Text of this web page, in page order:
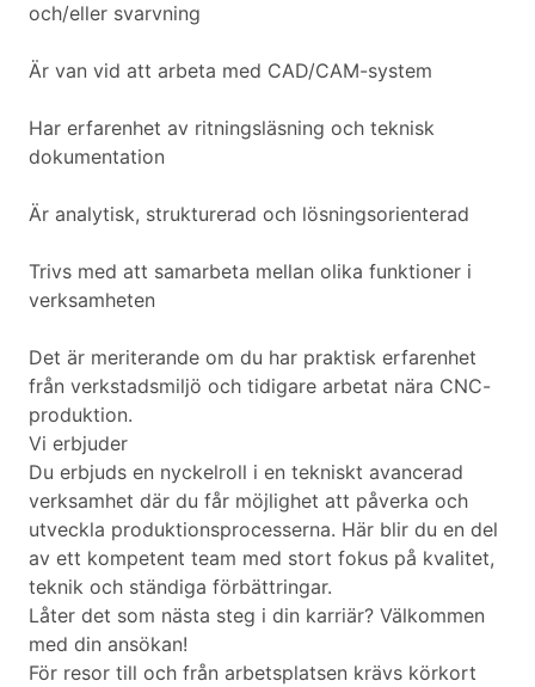
och/eller svarvning
Är van vid att arbeta med CAD/CAM-system
Har erfarenhet av ritningsläsning och teknisk
dokumentation
Är analytisk, strukturerad och lösningsorienterad
Trivs med att samarbeta mellan olika funktioner i
verksamheten
Det är meriterande om du har praktisk erfarenhet
från verkstadsmiljö och tidigare arbetat nära CNC-
produktion.
Vi erbjuder
Du erbjuds en nyckelroll i en tekniskt avancerad
verksamhet där du får möjlighet att påverka och
utveckla produktionsprocesserna. Här blir du en del
av ett kompetent team med stort fokus på kvalitet,
teknik och ständiga förbättringar.
Låter det som nästa steg i din karriär? Välkommen
med din ansökan!
För resor till och från arbetsplatsen krävs körkort